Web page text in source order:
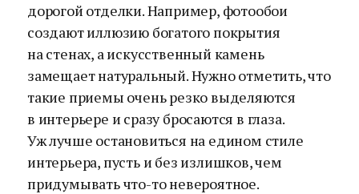
дорогой отделки. Например, фотообои
создают иллюзию богатого покрытия
на стенах, а искусственный камень
замещает натуральный. Нужно отметить, что
такие приемы очень резко выделяются
в интерьере и сразу бросаются в глаза.
Уж лучше остановиться на едином стиле
интерьера, пусть и без излишков, чем
придумывать что-то невероятное.